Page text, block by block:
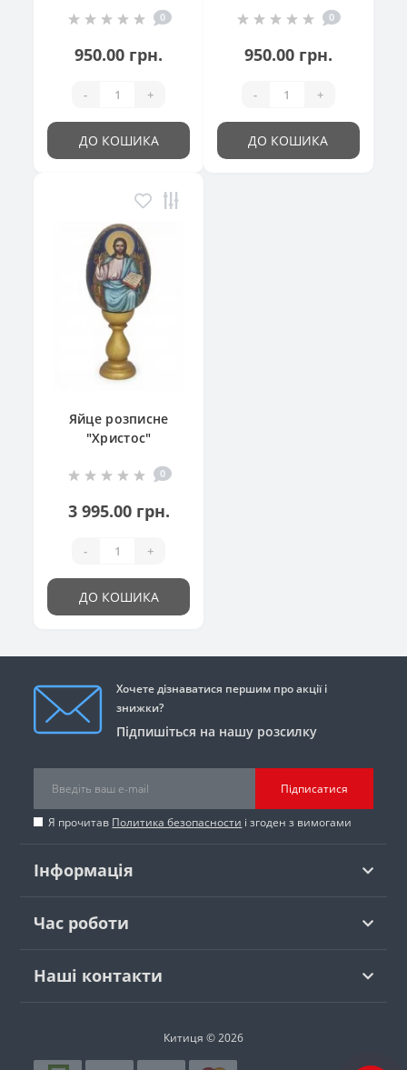
кошик"
0
950.00 грн.
- +
ДО КОШИКА
0
950.00 грн.
- +
ДО КОШИКА
Яйце розписне
"Христос"
0
3 995.00 грн.
- +
ДО КОШИКА
Хочете дізнаватися першим про акції і
знижки?
Підпишіться на нашу розсилку
Підписатися
Я прочитав Политика безопасности і згоден з вимогами
Інформація
Час роботи
Наші контакти
Китиця © 2026